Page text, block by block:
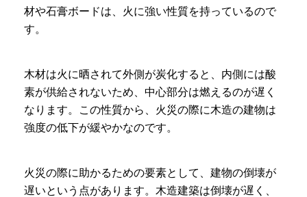
材や石膏ボードは、火に強い性質を持っているので
す。
木材は火に晒されて外側が炭化すると、内側には酸
素が供給されないため、中心部分は燃えるのが遅く
なります。この性質から、火災の際に木造の建物は
強度の低下が緩やかなのです。
火災の際に助かるための要素として、建物の倒壊が
遅いという点があります。木造建築は倒壊が遅く、